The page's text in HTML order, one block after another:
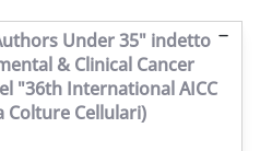
Under 35" indetto
& Clinical Cancer
"36th International AICC
Colture Cellulari)